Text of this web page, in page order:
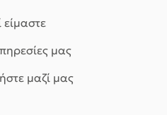
είμαστε
μας
μαζί μας